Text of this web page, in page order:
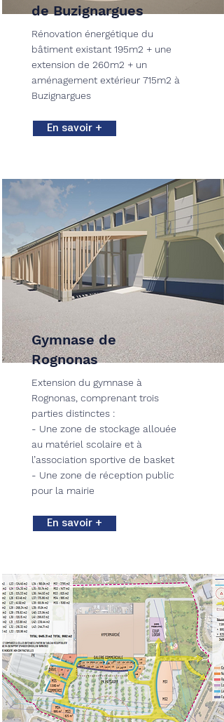
de Buzignargues
Rénovation énergétique du
bâtiment existant 195m2 + une
extension de 260m2 + un
aménagement extérieur 715m2 à
Buzignargues
En savoir +
Gymnase de
Rognonas
Extension du gymnase à
Rognonas, comprenant trois
parties distinctes :
- Une zone de stockage allouée
au matériel scolaire et à
l’association sportive de basket
- Une zone de réception public
pour la mairie
En savoir +